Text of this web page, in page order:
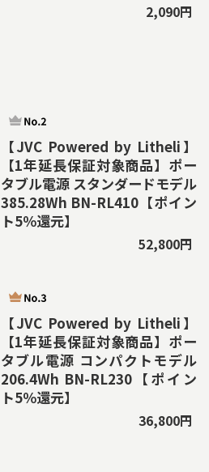
2,090円
【JVC Powered by Litheli】
【1年延長保証対象商品】ポー
タブル電源 スタンダードモデル
385.28Wh BN-RL410【ポイン
ト5％還元】
52,800円
【JVC Powered by Litheli】
【1年延長保証対象商品】ポー
タブル電源 コンパクトモデル
206.4Wh BN-RL230【ポイン
ト5％還元】
36,800円